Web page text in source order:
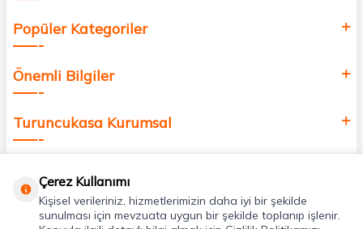
Popüler Kategoriler
Önemli Bilgiler
Turuncukasa Kurumsal
Uygulamalarımız
Çerez Kullanımı
Kişisel verileriniz, hizmetlerimizin daha iyi bir şekilde
sunulması için mevzuata uygun bir şekilde toplanıp işlenir.